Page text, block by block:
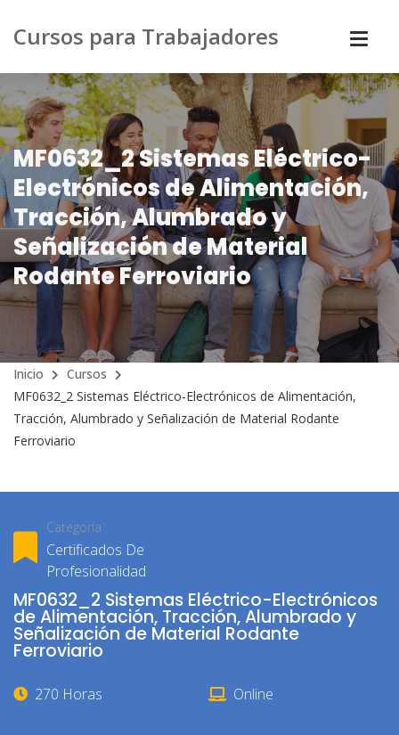
Cursos para Trabajadores
MF0632_2 Sistemas Eléctrico-
Electrónicos de Alimentación,
Tracción, Alumbrado y
Señalización de Material
Rodante Ferroviario
Inicio
Cursos
MF0632_2 Sistemas Eléctrico-Electrónicos de Alimentación,
Tracción, Alumbrado y Señalización de Material Rodante
Ferroviario
Categoría
Certificados De
Profesionalidad
MF0632_2 Sistemas Eléctrico-Electrónicos
de Alimentación, Tracción, Alumbrado y
Señalización de Material Rodante
Ferroviario
270 Horas Online